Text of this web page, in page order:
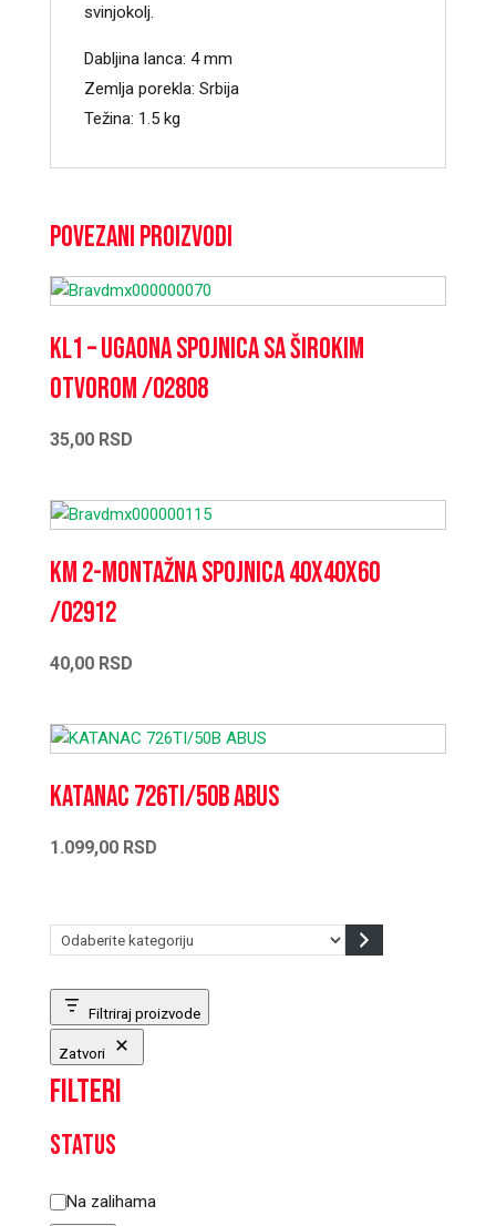
svinjokolj.
Dabljina lanca: 4 mm
Zemlja porekla: Srbija
Težina: 1.5 kg
Povezani proizvodi
KL1 – Ugaona spojnica sa širokim
otvorom /02808
35,00 RSD
KM 2-Montažna spojnica 40x40x60
/02912
40,00 RSD
KATANAC 726TI/50B ABUS
1.099,00 RSD
Odaberite
Filtriraj proizvode
Zatvori
Filteri
Status
Status
Na zalihama